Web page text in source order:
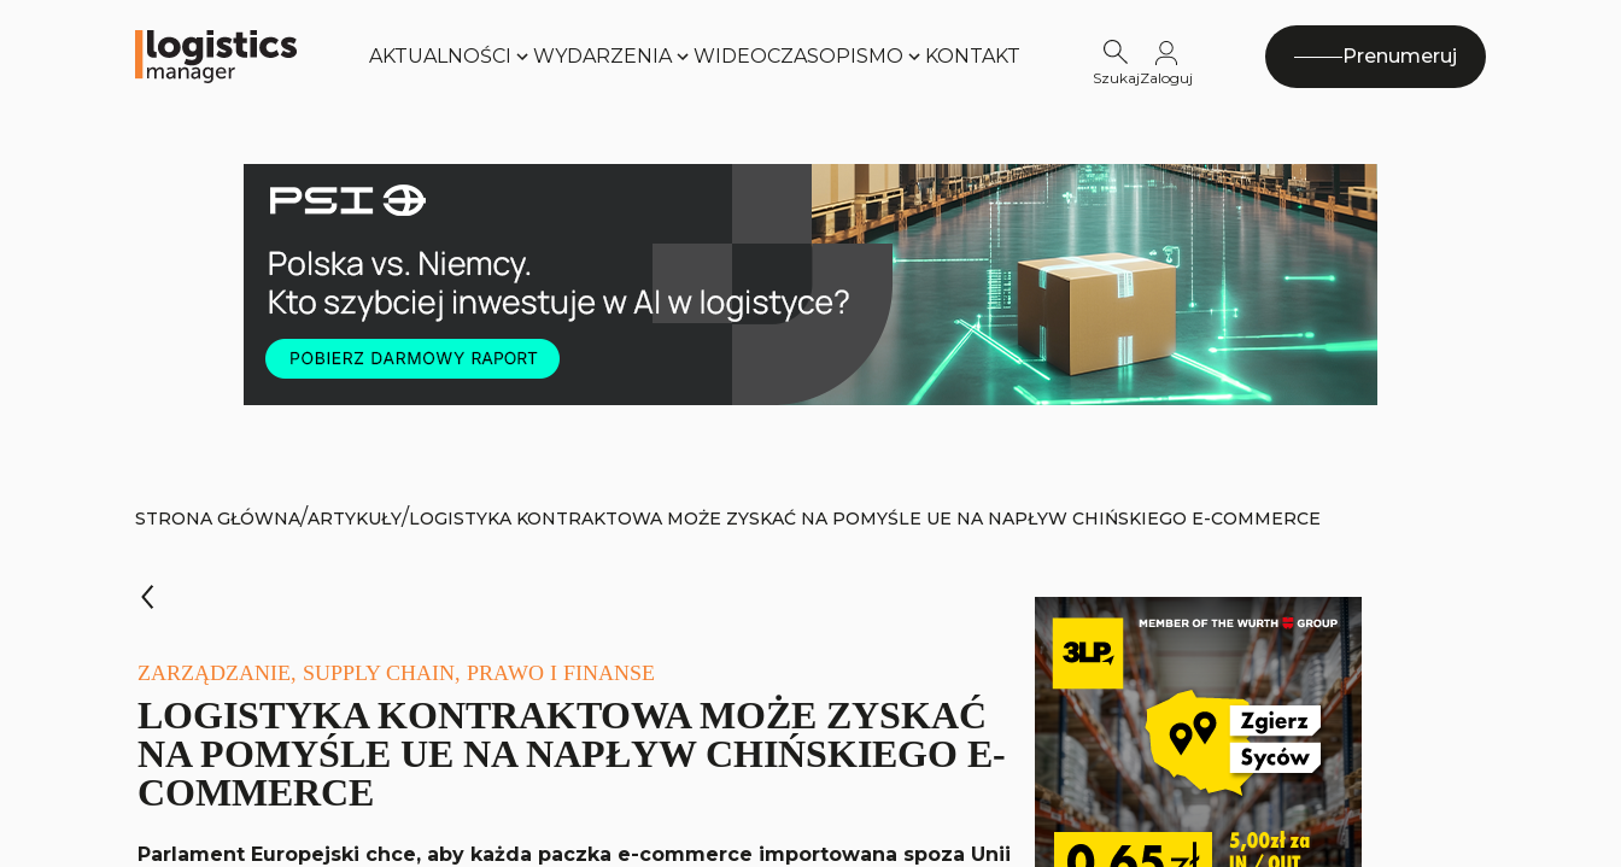
AKTUALNOŚCI WYDARZENIA
Zobacz
WIDEOCZASOPISMO
Zobacz
KONTAKT
SzukajZaloguj
Prenumeruj
Zobacz
STRONA GŁÓWNA/ARTYKUŁY/LOGISTYKA KONTRAKTOWA MOŻE ZYSKAĆ NA POMYŚLE UE NA NAPŁYW CHIŃSKIEGO E-COMMERCE
ZARZĄDZANIE, SUPPLY CHAIN, PRAWO I FINANSE
LOGISTYKA KONTRAKTOWA MOŻE ZYSKAĆ
NA POMYŚLE UE NA NAPŁYW CHIŃSKIEGO E-
COMMERCE
Parlament Europejski chce, aby każda paczka e-commerce importowana spoza Unii